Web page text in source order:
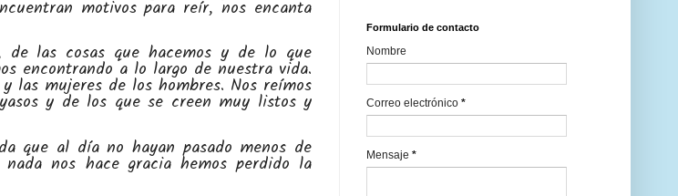
motivos para reír, nos encanta
las cosas que hacemos y de lo que
encontrando a lo largo de nuestra vida.
las mujeres de los hombres. Nos reímos
y de los que se creen muy listos y
que al día no hayan pasado menos de
nos hace gracia hemos perdido la
Formulario de contacto
Nombre
Correo electrónico *
Mensaje *